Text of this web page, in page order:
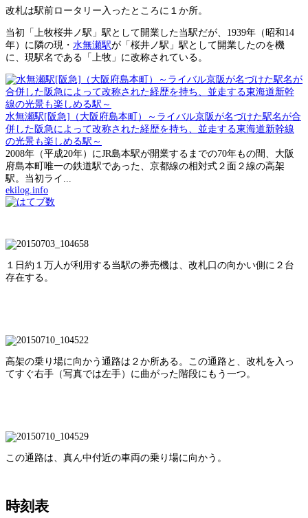
改札は駅前ロータリー入ったところに１か所。
当初「上牧桜井ノ駅」駅として開業した当駅だが、1939年（昭和14
年）に隣の現・ 水無瀬駅が「桜井ノ駅」駅として開業したのを機
に、現駅名である「上牧」に改称されている。
水無瀬駅[阪急]（大阪府島本町）～ライバル京阪が名づけた駅名が合
併した阪急によって改称された経歴を持ち、並走する東海道新幹線
の光景も楽しめる駅～
2008年（平成20年）にJR島本駅が開業するまでの70年もの間、大阪
府島本町唯一の鉄道駅であった、京都線の相対式２面２線の高架
駅。当初ライ...
ekilog.info
１日約１万人が利用する当駅の券売機は、改札口の向かい側に２台
存在する。
高架の乗り場に向かう通路は２か所ある。この通路と、改札を入っ
てすぐ右手（写真では左手）に曲がった階段にもう一つ。
この通路は、真ん中付近の車両の乗り場に向かう。
時刻表